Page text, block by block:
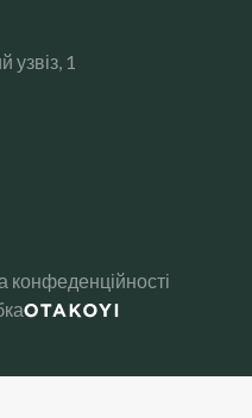
узвіз, 1
конфеденційності